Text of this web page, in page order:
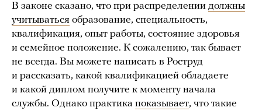
В законе сказано, что при распределении должны
учитываться образование, специальность,
квалификация, опыт работы, состояние здоровья
и семейное положение. К сожалению, так бывает
не всегда. Вы можете написать в Роструд
и рассказать, какой квалификацией обладаете
и какой диплом получите к моменту начала
службы. Однако практика показывает, что такие